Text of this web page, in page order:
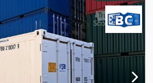
ogrebotine. Dodpfx Asp R Nnbenlekr
se otvaraju. Spoljašnje dimenzije:
m x 2,59 m Unutrašnje dimenzije:
m x 2,39 m Dimenzije otvora male
m x 2,14 m Dimenzije otvora
m x 2,14 m Sopstvena težina: